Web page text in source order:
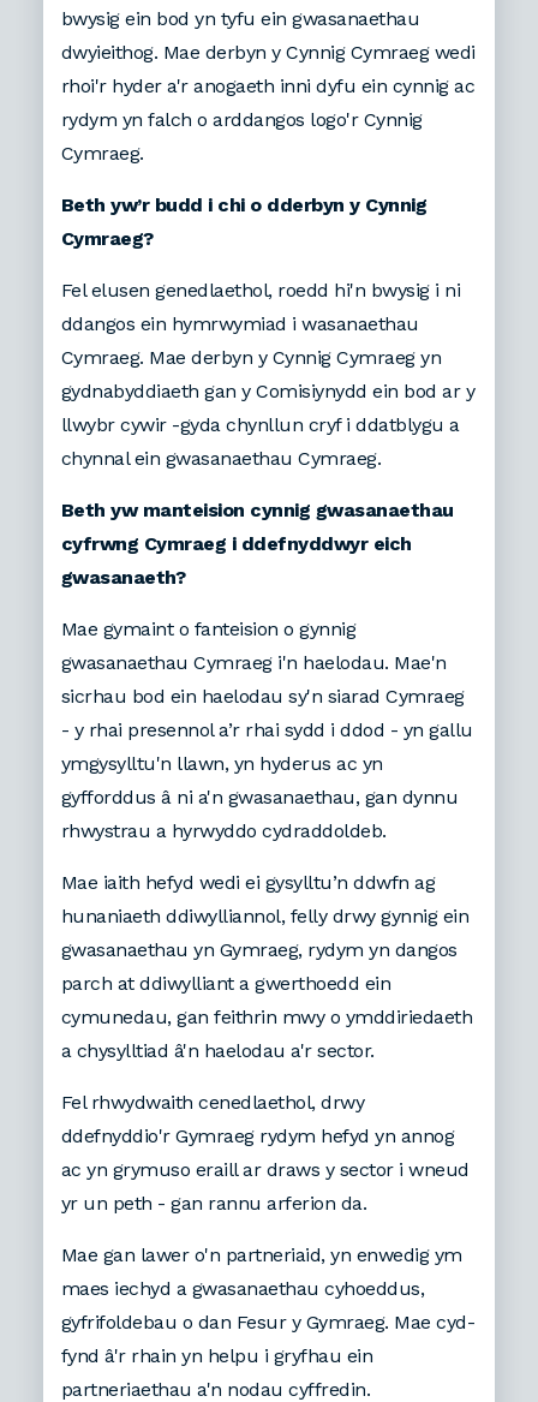
bwysig ein bod yn tyfu ein gwasanaethau
dwyieithog. Mae derbyn y Cynnig Cymraeg wedi
rhoi'r hyder a'r anogaeth inni dyfu ein cynnig ac
rydym yn falch o arddangos logo'r Cynnig
Cymraeg.
Beth yw’r budd i chi o dderbyn y Cynnig
Cymraeg?
Fel elusen genedlaethol, roedd hi'n bwysig i ni
ddangos ein hymrwymiad i wasanaethau
Cymraeg. Mae derbyn y Cynnig Cymraeg yn
gydnabyddiaeth gan y Comisiynydd ein bod ar y
llwybr cywir -gyda chynllun cryf i ddatblygu a
chynnal ein gwasanaethau Cymraeg.
Beth yw manteision cynnig gwasanaethau
cyfrwng Cymraeg i ddefnyddwyr eich
gwasanaeth?
Mae gymaint o fanteision o gynnig
gwasanaethau Cymraeg i'n haelodau. Mae'n
sicrhau bod ein haelodau sy'n siarad Cymraeg
- y rhai presennol a’r rhai sydd i ddod - yn gallu
ymgysylltu'n llawn, yn hyderus ac yn
gyfforddus â ni a'n gwasanaethau, gan dynnu
rhwystrau a hyrwyddo cydraddoldeb.
Mae iaith hefyd wedi ei gysylltu’n ddwfn ag
hunaniaeth ddiwylliannol, felly drwy gynnig ein
gwasanaethau yn Gymraeg, rydym yn dangos
parch at ddiwylliant a gwerthoedd ein
cymunedau, gan feithrin mwy o ymddiriedaeth
a chysylltiad â'n haelodau a'r sector.
Fel rhwydwaith cenedlaethol, drwy
ddefnyddio'r Gymraeg rydym hefyd yn annog
ac yn grymuso eraill ar draws y sector i wneud
yr un peth - gan rannu arferion da.
Mae gan lawer o'n partneriaid, yn enwedig ym
maes iechyd a gwasanaethau cyhoeddus,
gyfrifoldebau o dan Fesur y Gymraeg. Mae cyd-
fynd â'r rhain yn helpu i gryfhau ein
partneriaethau a'n nodau cyffredin.